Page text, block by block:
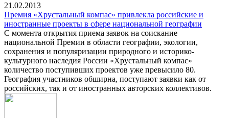
21.02.2013
Премия «Хрустальный компас» привлекла российские и
иностранные проекты в сфере национальной географии
С момента открытия приема заявок на соискание
национальной Премии в области географии, экологии,
сохранения и популяризации природного и историко-
культурного наследия России «Хрустальный компас»
количество поступивших проектов уже превысило 80.
География участников обширна, поступают заявки как от
российских, так и от иностранных авторских коллективов.